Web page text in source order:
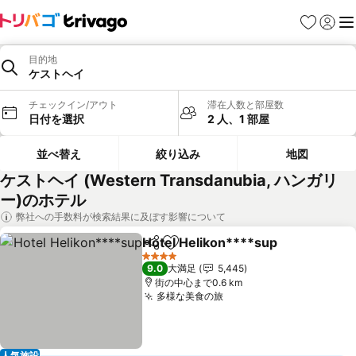
お気に入り
ログイ
メ
目的地
ケストヘイ
チェックイン/アウト
日付を選択
滞在人数と部屋数
2 人、1 部屋
並べ替え 絞り込み 地図
ケストヘイ (Western Transdanubia, ハンガリ
ー)のホテル
弊社への手数料が検索結果に及ぼす影響について
シェアお気に入りに追加
Hotel Helikon****sup
4 ホテルのランク
9.0 大満足
5,445
街の中心まで0.6 km
多様な美食の旅料金を表示